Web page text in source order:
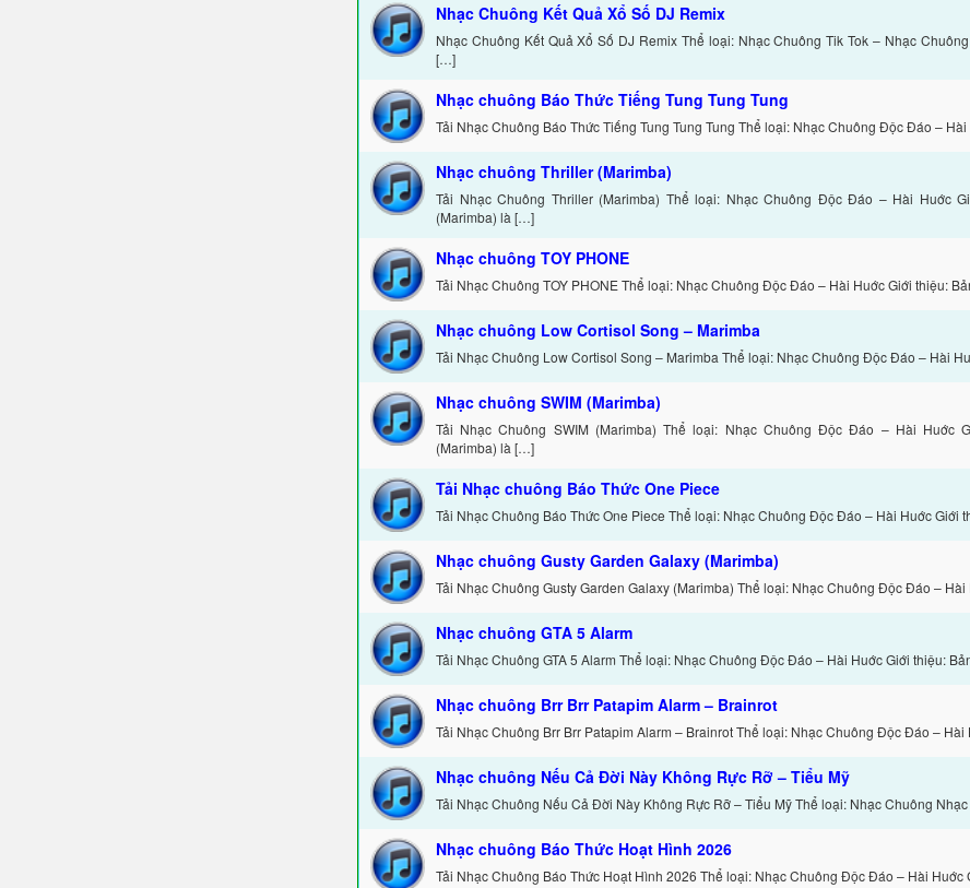
Nhạc Chuông Kết Quả Xổ Số DJ Remix
Nhạc Chuông Kết Quả Xổ Số DJ Remix Thể loại: Nhạc Chuông Tik Tok – Nhạc
[…]
Nhạc chuông Báo Thức Tiếng Tung Tung Tung
Tải Nhạc Chuông Báo Thức Tiếng Tung Tung Tung Thể loại: Nhạc Chuông Độc Đáo –
Nhạc chuông Thriller (Marimba)
Tải Nhạc Chuông Thriller (Marimba) Thể loại: Nhạc Chuông Độc Đáo – Hài Huớc
(Marimba) là […]
Nhạc chuông TOY PHONE
Tải Nhạc Chuông TOY PHONE Thể loại: Nhạc Chuông Độc Đáo – Hài Huớc Giới thiệu:
Nhạc chuông Low Cortisol Song – Marimba
Tải Nhạc Chuông Low Cortisol Song – Marimba Thể loại: Nhạc Chuông Độc Đáo – Hài
Nhạc chuông SWIM (Marimba)
Tải Nhạc Chuông SWIM (Marimba) Thể loại: Nhạc Chuông Độc Đáo – Hài Huớc
(Marimba) là […]
Tải Nhạc chuông Báo Thức One Piece
Tải Nhạc Chuông Báo Thức One Piece Thể loại: Nhạc Chuông Độc Đáo – Hài Huớc Giới
Nhạc chuông Gusty Garden Galaxy (Marimba)
Tải Nhạc Chuông Gusty Garden Galaxy (Marimba) Thể loại: Nhạc Chuông Độc Đáo –
Nhạc chuông GTA 5 Alarm
Tải Nhạc Chuông GTA 5 Alarm Thể loại: Nhạc Chuông Độc Đáo – Hài Huớc Giới thiệu:
Nhạc chuông Brr Brr Patapim Alarm – Brainrot
Tải Nhạc Chuông Brr Brr Patapim Alarm – Brainrot Thể loại: Nhạc Chuông Độc Đáo –
Nhạc chuông Nếu Cả Đời Này Không Rực Rỡ – Tiểu Mỹ
Tải Nhạc Chuông Nếu Cả Đời Này Không Rực Rỡ – Tiểu Mỹ Thể loại: Nhạc Chuông
Nhạc chuông Báo Thức Hoạt Hình 2026
Tải Nhạc Chuông Báo Thức Hoạt Hình 2026 Thể loại: Nhạc Chuông Độc Đáo – Hài